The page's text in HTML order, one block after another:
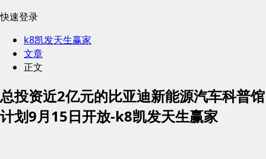
快速登录
k8凯发天生赢家
文章
正文
总投资近2亿元的比亚迪新能源汽车科普馆
计划9月15日开放-k8凯发天生赢家